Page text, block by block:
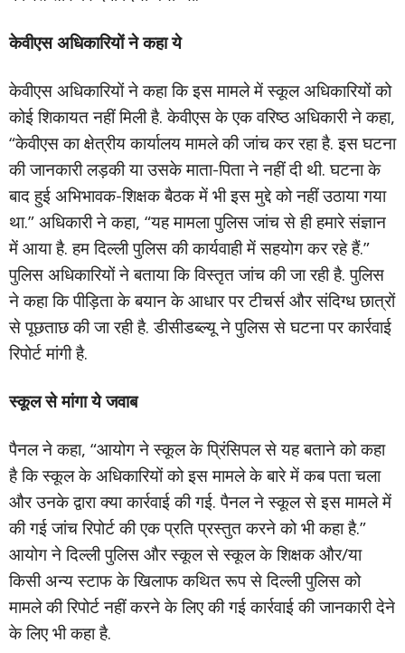
केवीएस अधिकारियों ने कहा ये
केवीएस अधिकारियों ने कहा कि इस मामले में स्कूल अधिकारियों को
कोई शिकायत नहीं मिली है. केवीएस के एक वरिष्ठ अधिकारी ने कहा,
“केवीएस का क्षेत्रीय कार्यालय मामले की जांच कर रहा है. इस घटना
की जानकारी लड़की या उसके माता-पिता ने नहीं दी थी. घटना के
बाद हुई अभिभावक-शिक्षक बैठक में भी इस मुद्दे को नहीं उठाया गया
था.” अधिकारी ने कहा, “यह मामला पुलिस जांच से ही हमारे संज्ञान
में आया है. हम दिल्ली पुलिस की कार्यवाही में सहयोग कर रहे हैं.”
पुलिस अधिकारियों ने बताया कि विस्तृत जांच की जा रही है. पुलिस
ने कहा कि पीड़िता के बयान के आधार पर टीचर्स और संदिग्ध छात्रों
से पूछताछ की जा रही है. डीसीडब्ल्यू ने पुलिस से घटना पर कार्रवाई
रिपोर्ट मांगी है.
स्कूल से मांगा ये जवाब
पैनल ने कहा, “आयोग ने स्कूल के प्रिंसिपल से यह बताने को कहा
है कि स्कूल के अधिकारियों को इस मामले के बारे में कब पता चला
और उनके द्वारा क्या कार्रवाई की गई. पैनल ने स्कूल से इस मामले में
की गई जांच रिपोर्ट की एक प्रति प्रस्तुत करने को भी कहा है.”
आयोग ने दिल्ली पुलिस और स्कूल से स्कूल के शिक्षक और/या
किसी अन्य स्टाफ के खिलाफ कथित रूप से दिल्ली पुलिस को
मामले की रिपोर्ट नहीं करने के लिए की गई कार्रवाई की जानकारी देने
के लिए भी कहा है.